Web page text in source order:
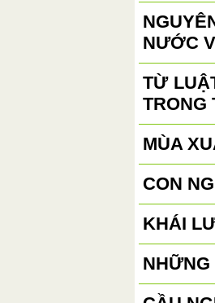
NƯỚC
TỪ
TRONG
MÙA
CON
KHÁI